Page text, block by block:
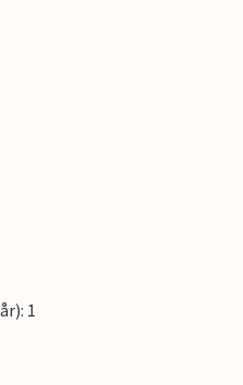
som et sentralt møtepunkt
bare hjelp og
til aktiviteter og
kjøkkenhåndkle er inkludert
1